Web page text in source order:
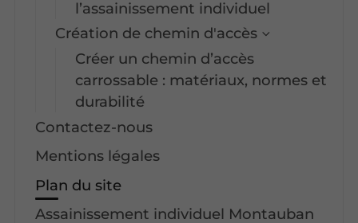
l’assainissement individuel
Création de chemin d'accès
Créer un chemin d’accès
carrossable : matériaux, normes et
durabilité
Contactez-nous
Mentions légales
Plan du site
Assainissement individuel Montauban